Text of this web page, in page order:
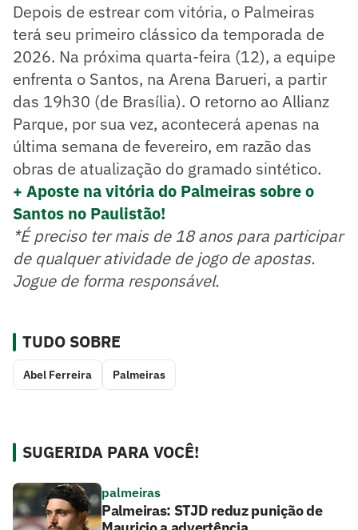
Depois de estrear com vitória, o Palmeiras
terá seu primeiro clássico da temporada de
2026. Na próxima quarta-feira (12), a equipe
enfrenta o Santos, na Arena Barueri, a partir
das 19h30 (de Brasília). O retorno ao Allianz
Parque, por sua vez, acontecerá apenas na
última semana de fevereiro, em razão das
obras de atualização do gramado sintético.
+ Aposte na vitória do Palmeiras sobre o
Santos no Paulistão!
*É preciso ter mais de 18 anos para participar
de qualquer atividade de jogo de apostas.
Jogue de forma responsável.
TUDO SOBRE
Abel Ferreira Palmeiras
SUGERIDA PARA VOCÊ!
palmeiras
Palmeiras: STJD reduz punição de